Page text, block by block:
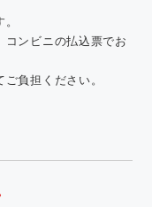
ンビニの払込票でお
負担ください。